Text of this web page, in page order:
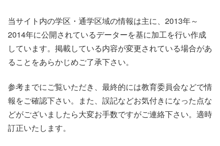
当サイト内の学区・通学区域の情報は主に、2013年～
2014年に公開されているデーターを基に加工を行い作成
しています。掲載している内容が変更されている場合があ
ることをあらかじめご了承下さい。
参考までにご覧いただき、最終的には教育委員会などで情
報をご確認下さい。また、誤記などお気付きになった点な
どがございましたら大変お手数ですがご連絡下さい。適時
訂正いたします。